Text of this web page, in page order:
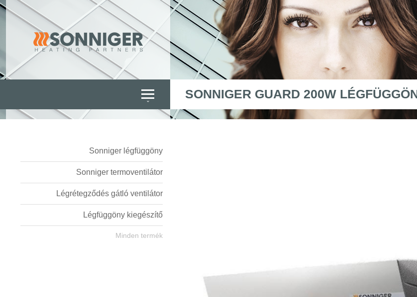
SONNIGER GUARD 200W
Sonniger légfüggöny
Sonniger termoventilátor
Légrétegződés gátló ventilátor
Légfüggöny kiegészítő
Minden termék